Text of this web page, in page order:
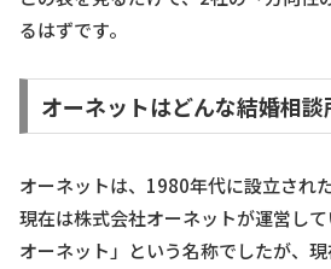
るはずです。
オーネットはどんな結婚相談
オーネットは、1980年代に設立され
現在は株式会社オーネットが運営し
オーネット」という名称でしたが、